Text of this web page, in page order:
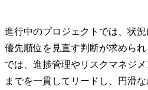
進行中のプロジェクトでは、状況
優先順位を見直す判断が求めら
では、進捗管理やリスクマネジ
までを一貫してリードし、円滑